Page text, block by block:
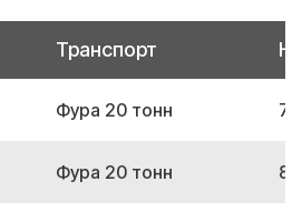
Транспорт
Фура 20 тонн
Фура 20 тонн